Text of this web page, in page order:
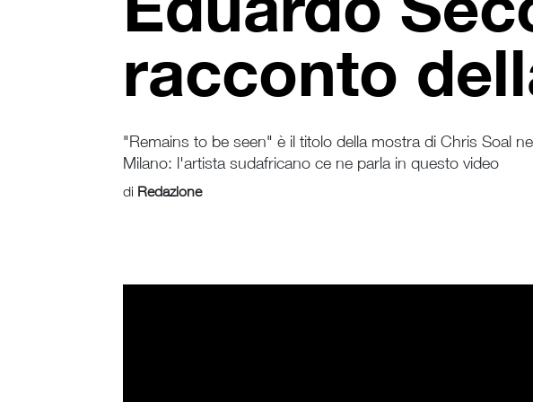
racconto
"Remains to be seen" è il titolo della mostra di Chris Soal
Milano: l'artista sudafricano ce ne parla in questo video
di Redazione